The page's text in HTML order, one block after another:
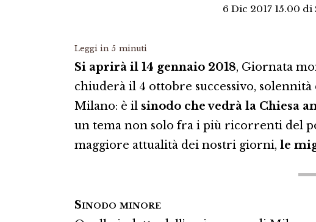
6 Dic 2017 15.00 di
Leggi in 5 minuti
Si aprirà il 14 gennaio 2018, Giornata
chiuderà il 4 ottobre successivo,
Milano: è il sinodo che vedrà la Chiesa
un tema non solo fra i più ricorrenti del
maggiore attualità dei nostri giorni, le
Sinodo minore